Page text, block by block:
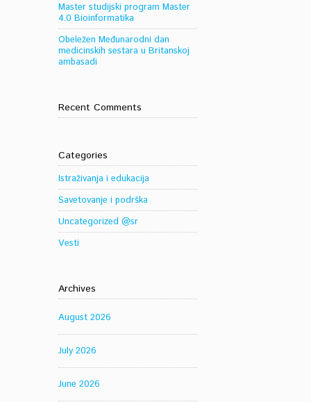
Master studijski program Master
4.0 Bioinformatika
Obeležen Međunarodni dan
medicinskih sestara u Britanskoj
ambasadi
Recent Comments
Categories
Istraživanja i edukacija
Savetovanje i podrška
Uncategorized @sr
Vesti
Archives
August 2026
July 2026
June 2026